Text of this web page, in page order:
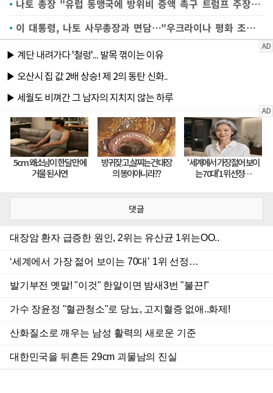
나토 총장 "유럽 동맹국에 방위비 증액 촉구 트럼프 주장 옳았다"
이 대통령, 나토 사무총장과 면담…"우크라이나 평화 조속히 회복"(종합2보)
댓글